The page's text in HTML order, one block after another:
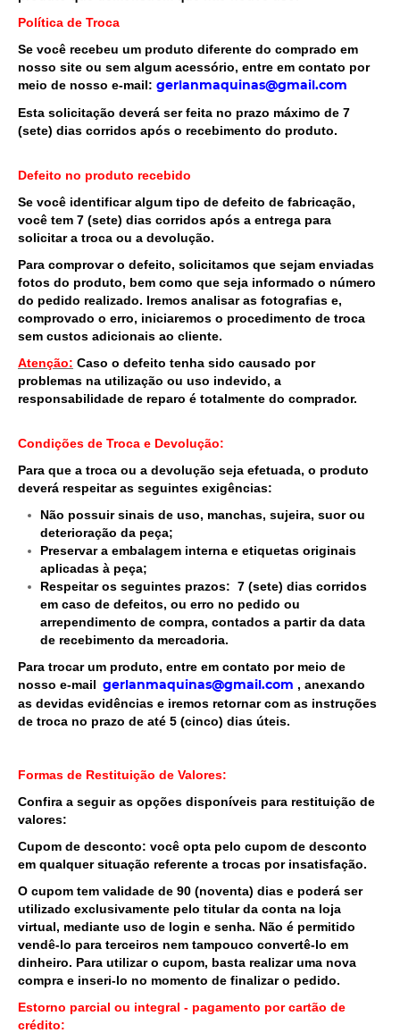
Política de Troca
Se você recebeu um produto diferente do comprado em
nosso site ou sem algum acessório, entre em contato por
meio de nosso e-mail: gerlanmaquinas@gmail.com
Esta solicitação deverá ser feita no prazo máximo de 7
(sete) dias corridos após o recebimento do produto.
Defeito no produto recebido
Se você identificar algum tipo de defeito de fabricação,
você tem 7 (sete) dias corridos após a entrega para
solicitar a troca ou a devolução.
Para comprovar o defeito, solicitamos que sejam enviadas
fotos do produto, bem como que seja informado o número
do pedido realizado. Iremos analisar as fotografias e,
comprovado o erro, iniciaremos o procedimento de troca
sem custos adicionais ao cliente.
Atenção: Caso o defeito tenha sido causado por
problemas na utilização ou uso indevido, a
responsabilidade de reparo é totalmente do comprador.
Condições de Troca e Devolução:
Para que a troca ou a devolução seja efetuada, o produto
deverá respeitar as seguintes exigências:
Não possuir sinais de uso, manchas, sujeira, suor ou
deterioração da peça;
Preservar a embalagem interna e etiquetas originais
aplicadas à peça;
Respeitar os seguintes prazos: 7 (sete) dias corridos
em caso de defeitos, ou erro no pedido ou
arrependimento de compra, contados a partir da data
de recebimento da mercadoria.
Para trocar um produto, entre em contato por meio de
nosso e-mail gerlanmaquinas@gmail.com , anexando
as devidas evidências e iremos retornar com as instruções
de troca no prazo de até 5 (cinco) dias úteis.
Formas de Restituição de Valores:
Confira a seguir as opções disponíveis para restituição de
valores:
Cupom de desconto: você opta pelo cupom de desconto
em qualquer situação referente a trocas por insatisfação.
O cupom tem validade de 90 (noventa) dias e poderá ser
utilizado exclusivamente pelo titular da conta na loja
virtual, mediante uso de login e senha. Não é permitido
vendê-lo para terceiros nem tampouco convertê-lo em
dinheiro. Para utilizar o cupom, basta realizar uma nova
compra e inseri-lo no momento de finalizar o pedido.
Estorno parcial ou integral - pagamento por cartão de
crédito: